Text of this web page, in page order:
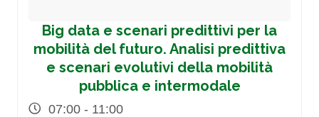
Big data e scenari predittivi per la
mobilità del futuro. Analisi predittiva
e scenari evolutivi della mobilità
pubblica e intermodale
07:00 - 11:00